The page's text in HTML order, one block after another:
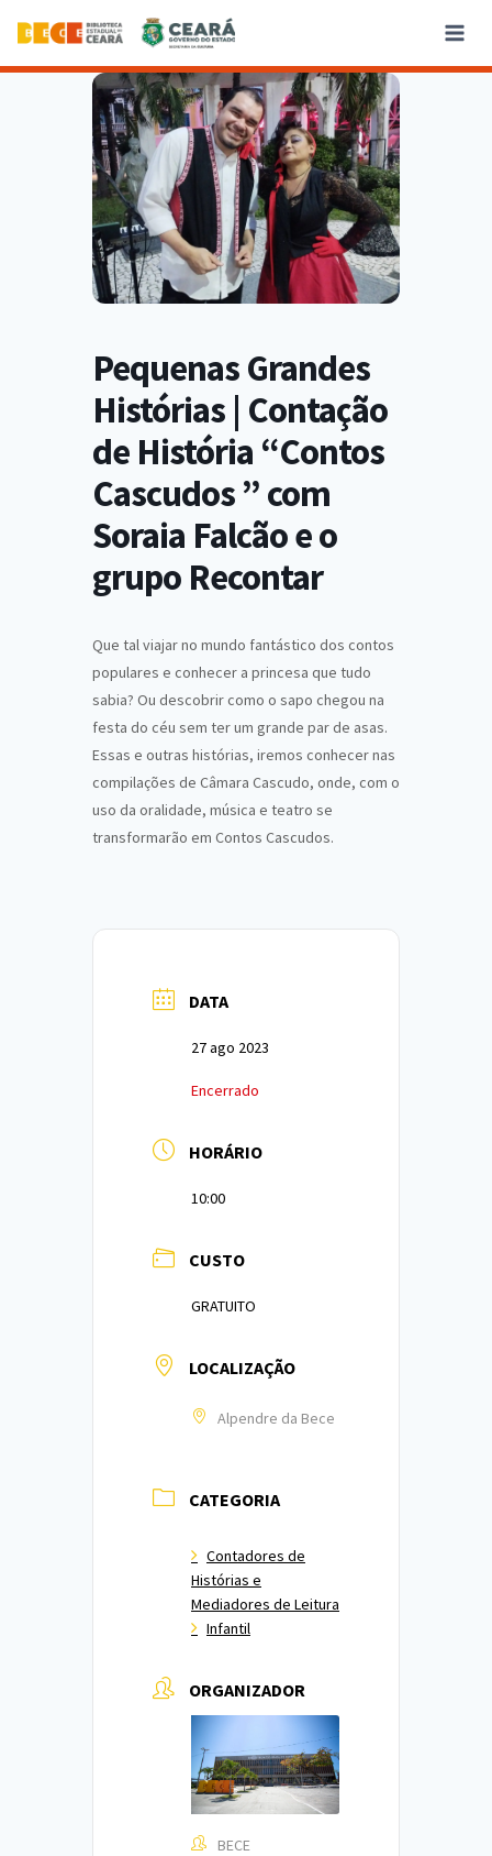
Pequenas Grandes
Histórias | Contação
de História “Contos
Cascudos ” com
Soraia Falcão e o
grupo Recontar
Que tal viajar no mundo fantástico dos contos
populares e conhecer a princesa que tudo
sabia? Ou descobrir como o sapo chegou na
festa do céu sem ter um grande par de asas.
Essas e outras histórias, iremos conhecer nas
compilações de Câmara Cascudo, onde, com o
uso da oralidade, música e teatro se
transformarão em Contos Cascudos.
DATA
27 ago 2023
Encerrado
HORÁRIO
10:00
CUSTO
GRATUITO
LOCALIZAÇÃO
Alpendre da Bece
CATEGORIA
Contadores de
Histórias e
Mediadores de Leitura
Infantil
ORGANIZADOR
BECE